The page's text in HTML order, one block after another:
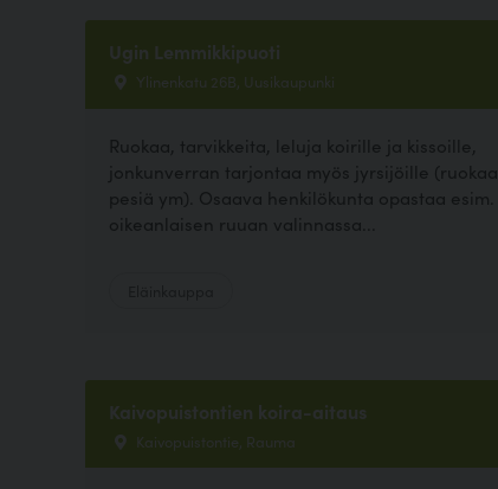
Ugin Lemmikkipuoti
Ylinenkatu 26B, Uusikaupunki
Ruokaa, tarvikkeita, leluja koirille ja kissoille,
jonkunverran tarjontaa myös jyrsijöille (ruokaa,
pesiä ym). Osaava henkilökunta opastaa esim.
oikeanlaisen ruuan valinnassa...
Kaivopuistontien koira-aitaus
Kaivopuistontie, Rauma